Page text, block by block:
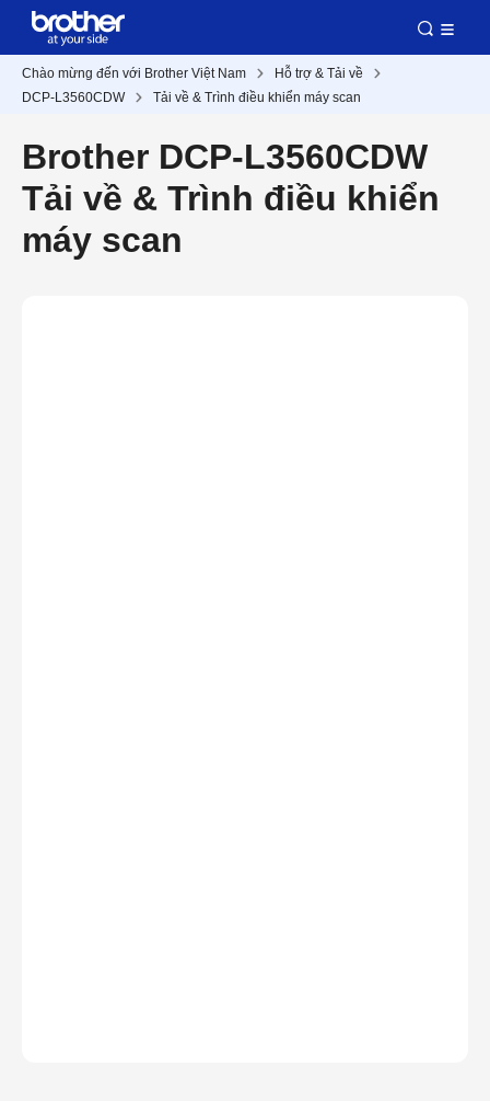
Chào mừng đến với Brother Việt Nam
Hỗ trợ & Tải về
DCP-L3560CDW
Tải về & Trình điều khiển máy scan
Brother DCP-L3560CDW
Tải về & Trình điều khiển
máy scan